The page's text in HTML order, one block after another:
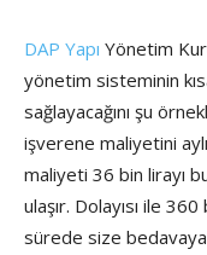
DAP Yapı Yönetim
yönetim sisteminin
sağlayacağını şu
işverene maliyetini
maliyeti 36 bin lirayı
ulaşır. Dolayısı ile 360
sürede size bedavaya